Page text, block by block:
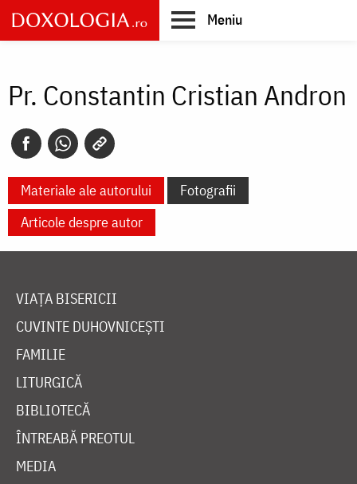
Skip
to
main
Meniu
Pr. Constantin Cristian Andron
Materiale ale autorului
Fotografii
Articole despre autor
VIAȚA BISERICII
CUVINTE DUHOVNICEȘTI
FAMILIE
LITURGICĂ
BIBLIOTECĂ
ÎNTREABĂ PREOTUL
MEDIA